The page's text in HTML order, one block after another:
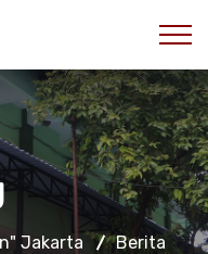
Jakarta Berita